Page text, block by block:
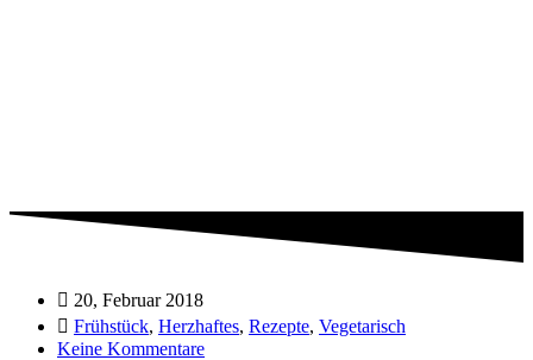
20, Februar 2018
Frühstück, Herzhaftes, Rezepte, Vegetarisch
Keine Kommentare